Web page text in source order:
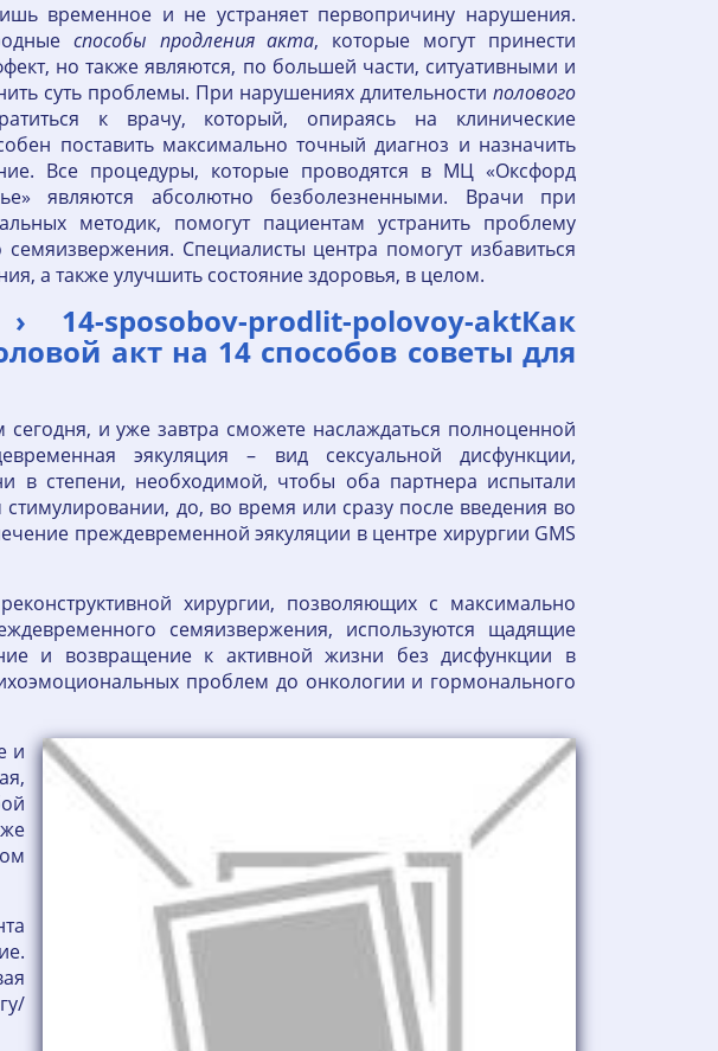
временное и не устраняет первопричину нарушения.
способы продления акта, которые могут принести
но также являются, по большей части, ситуативными и
суть проблемы. При нарушениях длительности полового
к врачу, который, опираясь на клинические
поставить максимально точный диагноз и назначить
Все процедуры, которые проводятся в МЦ «Оксфорд
являются абсолютно безболезненными. Врачи при
методик, помогут пациентам устранить проблему
Специалисты центра помогут избавиться
а также улучшить состояние здоровья, в целом.
14-sposobov-prodlit-polovoy-aktКак
акт на 14 способов советы для
и уже завтра сможете наслаждаться полноценной
эякуляция – вид сексуальной дисфункции,
в степени, необходимой, чтобы оба партнера испытали
до, во время или сразу после введения во
преждевременной эякуляции в центре хирургии GMS
хирургии, позволяющих с максимально
семяизвержения, используются щадящие
и возвращение к активной жизни без дисфункции в
проблем до онкологии и гормонального
и